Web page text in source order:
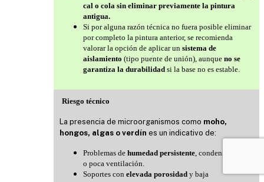
cal o cola sin eliminar previamente la pintura
antigua.
Si por alguna razón técnica no fuera posible eliminar
por completo la pintura anterior, se recomienda
valorar la opción de aplicar un sistema de
aislamiento (tipo puente de unión), aunque no se
garantiza la durabilidad si la base no es estable.
Riesgo técnico
La presencia de microorganismos como moho,
hongos, algas o verdín es un indicativo de:
Problemas de humedad persistente , condensaciones
o poca ventilación.
Soportes con elevada porosidad y baja